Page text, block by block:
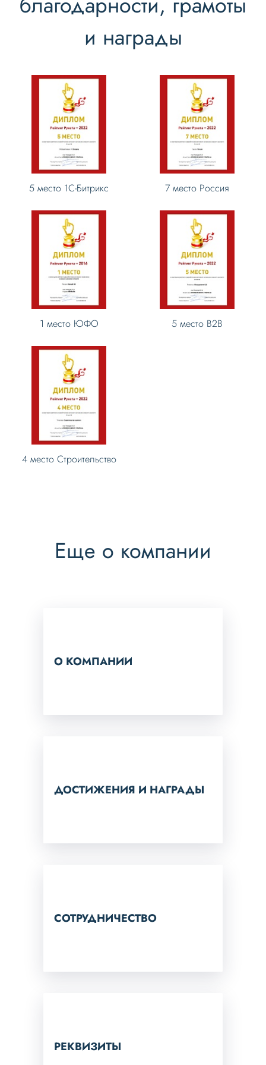
и награды
5 место 1С-Битрикс 7 место Россия
1 место ЮФО 5 место B2B
4 место Строительство
Еще о компании
О КОМПАНИИ
ДОСТИЖЕНИЯ И НАГРАДЫ
СОТРУДНИЧЕСТВО
РЕКВИЗИТЫ